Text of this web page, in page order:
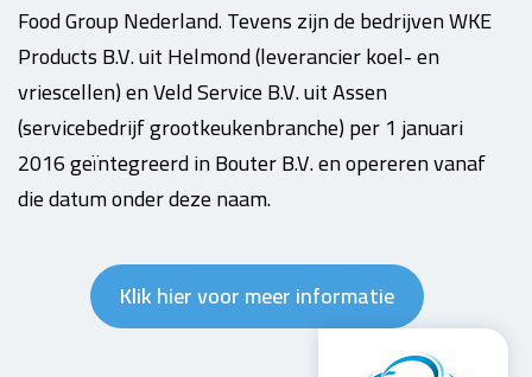
Food Group Nederland. Tevens zijn de bedrijven WKE
Products B.V. uit Helmond (leverancier koel- en
vriescellen) en Veld Service B.V. uit Assen
(servicebedrijf grootkeukenbranche) per 1 januari
2016 geïntegreerd in Bouter B.V. en opereren vanaf
die datum onder deze naam.
Klik hier voor meer informatie